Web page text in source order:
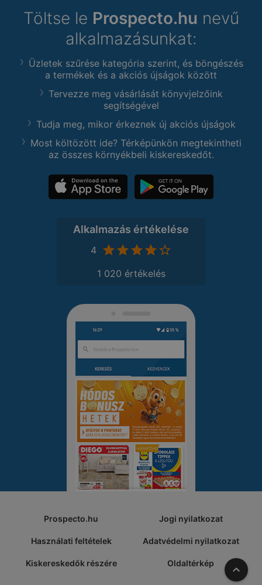
Töltse le Prospecto.hu nevű
alkalmazásunkat:
Üzletek szűrése kategória szerint, és böngészés
a termékek és a akciós újságok között
Tervezze meg vásárlását könyvjelzőink
segítségével
Tudja meg, mikor érkeznek új akciós újságok
Most költözött ide? Térképünkön megtekintheti
az összes környékbeli kiskereskedőt.
Alkalmazás értékelése
4
1 020 értékelés
Prospecto.hu Jogi nyilatkozat
Használati feltételek Adatvédelmi nyilatkozat
Kiskereskedők részére Oldaltérkép A